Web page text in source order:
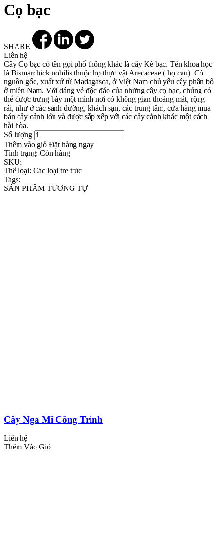
Cọ bạc
SHARE
Liên hệ
Cây Cọ bạc có tên gọi phổ thông khác là cây Kè bạc. Tên khoa học
là Bismarchick nobilis thuộc họ thực vật Arecaceae ( họ cau). Có
nguồn gốc, xuất xứ từ Madagasca, ở Việt Nam chủ yếu cây phân bố
ở miền Nam. Với dáng vẻ độc đáo của những cây cọ bạc, chúng có
thể được trưng bày một mình nơi có không gian thoáng mát, rộng
rải, như ở các sảnh đường, khách sạn, các trung tâm, cửa hàng mua
bán cây cảnh lớn và được sắp xếp với các cây cảnh khác một cách
hài hòa.
Số lượng
Thêm vào giỏ Đặt hàng ngay
Tình trạng: Còn hàng
SKU:
Thể loại: Các loại tre trúc
Tags:
SẢN PHẨM TƯƠNG TỰ
Cây Nga Mi Công Trình
Liên hệ
Thêm Vào Giỏ